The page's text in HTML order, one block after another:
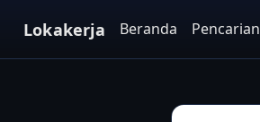
Lokakerja Beranda Pencarian